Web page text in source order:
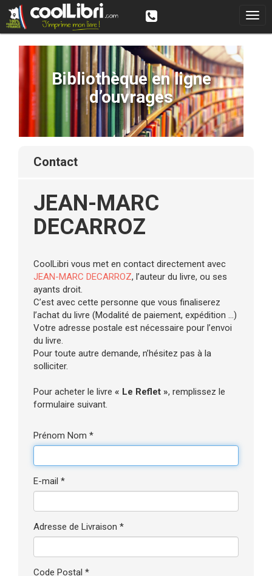
Bibliothèque en ligne
d’ouvrages
contact
JEAN-MARC
DECARROZ
CoolLibri vous met en contact directement avec
JEAN-MARC DECARROZ, l’auteur du livre, ou ses
ayants droit.
C’est avec cette personne que vous finaliserez
l’achat du livre (Modalité de paiement, expédition ...)
Votre adresse postale est nécessaire pour l’envoi
du livre.
Pour toute autre demande, n’hésitez pas à la
solliciter.
Pour acheter le livre « Le Reflet », remplissez le
formulaire suivant.
Prénom Nom *
E-mail *
Adresse de Livraison *
Code Postal *